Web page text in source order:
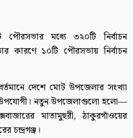
মধ্যে ৩২০টি নির্বাচন
কারণে ১০টি পৌরসভায় নির্বাচন
দেশে মোট উপজেলার সংখ্যা
উপযোগী। নতুন উপজেলাগুলো হলো—
মাতামুহুরী, ঠাকুরগাঁওয়ের
চন্দ্রগঞ্জ।